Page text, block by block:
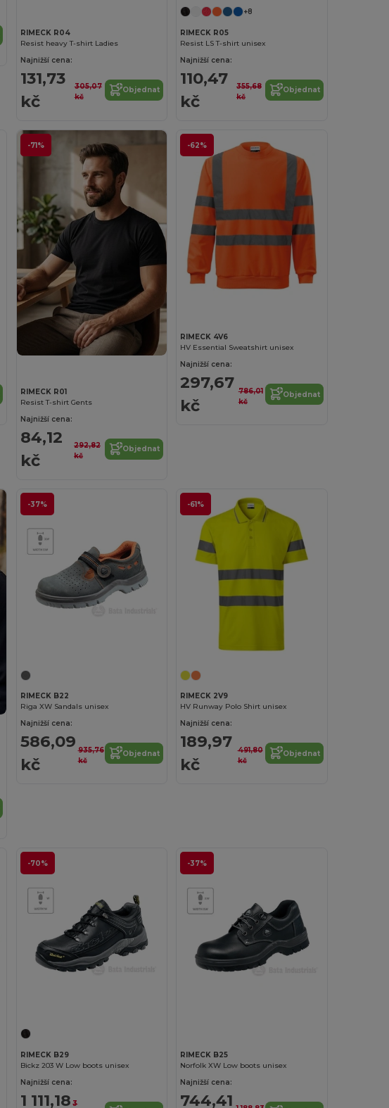
RIMECK R04
Resist heavy T-shirt Ladies
Najnižší cena:
131,73
kč
305,07
kč
Objednat
+8
RIMECK R05
Resist LS T-shirt unisex
Najnižší cena:
110,47
kč
355,68
kč
Objednat
-71%
RIMECK R01
Resist T-shirt Gents
Najnižší cena:
84,12
kč
292,82
kč
Objednat
-62%
RIMECK 4V6
HV Essential Sweatshirt unisex
Najnižší cena:
297,67
kč
786,01
kč
Objednat
-37%
RIMECK B22
Riga XW Sandals unisex
Najnižší cena:
586,09
kč
935,76
kč
Objednat
-61%
RIMECK 2V9
HV Runway Polo Shirt unisex
Najnižší cena:
189,97
kč
491,80
kč
Objednat
-70%
RIMECK B29
Bickz 203 W Low boots unisex
Najnižší cena:
1 111,18 3
-37%
RIMECK B25
Norfolk XW Low boots unisex
Najnižší cena:
744,41